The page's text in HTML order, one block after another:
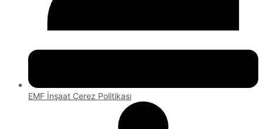
EMF İnşaat Çerez Politikası